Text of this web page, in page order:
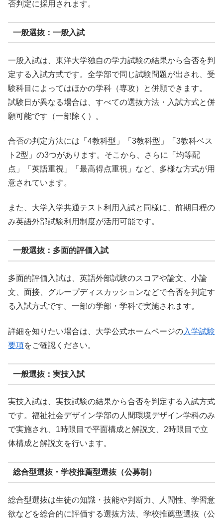
否判定に採用されます。
一般選抜：一般入試
一般入試は、東洋大学独自の学力試験の結果から合否を判
定する入試方式です。全学部で同じ試験問題が出され、受
験科目によってはほかの学科（専攻）と併願できます。
試験日が異なる場合は、すべての選抜方法・入試方式と併
願可能です（一部除く）。
合否の判定方法には「4教科型」「3教科型」「3教科ベス
ト2型」の3つがあります。そこから、さらに「均等配
点」「英語重視」「最高得点重視」など、多様な方式が用
意されています。
また、大学入学共通テスト利用入試と同様に、前期日程の
み英語外部試験利用制度が活用可能です。
一般選抜：多面的評価入試
多面的評価入試は、英語外部試験のスコアや論文、小論
文、面接、グループディスカッションなどで合否を判定す
る入試方式です。一部の学部・学科で実施されます。
詳細を知りたい場合は、大学公式ホームページの入学試験
要項をご確認ください。
一般選抜：実技入試
実技入試は、実技試験の結果から合否を判定する入試方式
です。福祉社会デザイン学部の人間環境デザイン学科のみ
で実施され、1時限目で平面構成と解説文、2時限目で立
体構成と解説文を行います。
総合型選抜・学校推薦型選抜（公募制）
総合型選抜は生徒の知識・技能や判断力、人間性、学習意
欲などを総合的に評価する選抜方法、学校推薦型選抜（公